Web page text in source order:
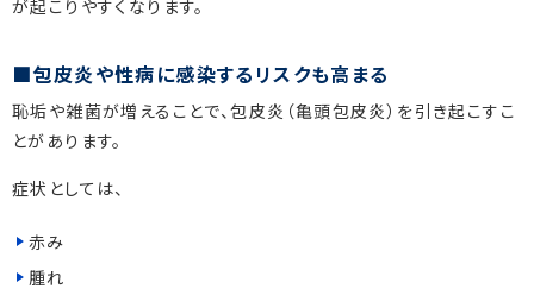
が起こりやすくなります。
包皮炎や性病に感染するリスクも高まる
恥垢や雑菌が増えることで、包皮炎（亀頭包皮炎）を引き起こすこ
とがあります。
症状としては、
赤み
腫れ